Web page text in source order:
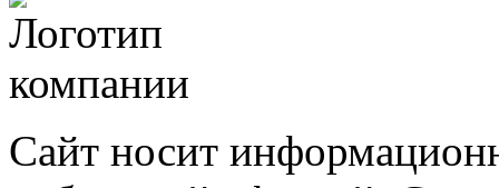
Сайт носит